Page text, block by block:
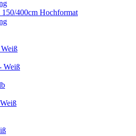
150/400cm Hochformat
Weiß